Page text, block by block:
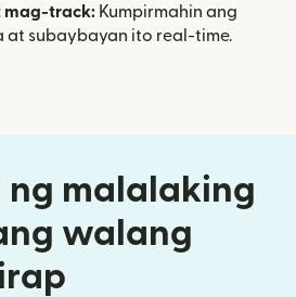
mag-track: Kumpirmahin ang
at subaybayan ito real-time.
ng malalaking
walang